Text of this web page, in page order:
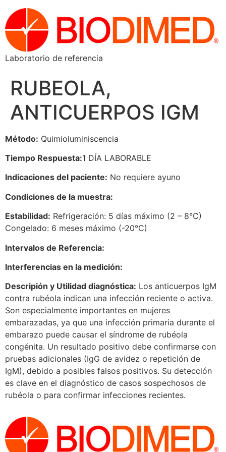
Laboratorio de referencia
RUBEOLA,
ANTICUERPOS IGM
Método: Quimioluminiscencia
Tiempo Respuesta:1 DÍA LABORABLE
Indicaciones del paciente: No requiere ayuno
Condiciones de la muestra:
Estabilidad: Refrigeración: 5 días máximo (2 – 8°C)
Congelado: 6 meses máximo (-20°C)
Intervalos de Referencia:
Interferencias en la medición:
Descripión y Utilidad diagnóstica: Los anticuerpos IgM
contra rubéola indican una infección reciente o activa.
Son especialmente importantes en mujeres
embarazadas, ya que una infección primaria durante el
embarazo puede causar el síndrome de rubéola
congénita. Un resultado positivo debe confirmarse con
pruebas adicionales (IgG de avidez o repetición de
IgM), debido a posibles falsos positivos. Su detección
es clave en el diagnóstico de casos sospechosos de
rubéola o para confirmar infecciones recientes.